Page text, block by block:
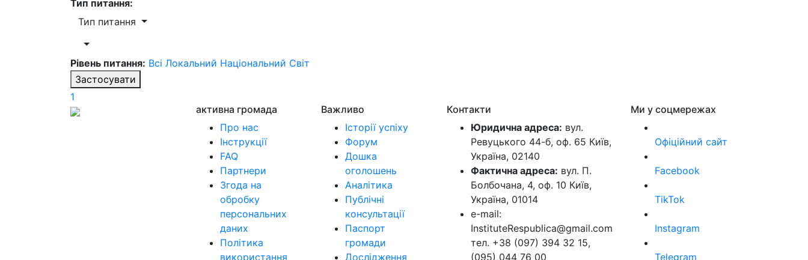
Тип питання:
Тип питання
Рівень питання: Всі Локальний Національний Світ
Застосувати
1
активна громада
Про нас
Інструкції
FAQ
Партнери
Згода на
обробку
персональних
даних
Політика
використання
Важливо
Історії успіху
Форум
Дошка
оголошень
Аналітика
Публічні
консультації
Паспорт
громади
Дослідження
Контакти
Юридична адреса: вул.
Ревуцького 44-б, оф. 65 Київ,
Україна, 02140
Фактична адреса: вул. П.
Болбочана, 4, оф. 10 Київ,
Україна, 01014
e-mail:
InstituteRespublica@gmail.com
тел. +38 (097) 394 32 15,
(095) 044 76 00
Ми у соцмережах
Офіційний сайт
Facebook
TikTok
Instagram
Telegram